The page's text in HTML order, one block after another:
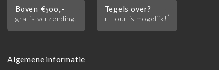
Boven €500,-
gratis verzending!
Tegels over?
retour is mogelijk! *
Algemene informatie